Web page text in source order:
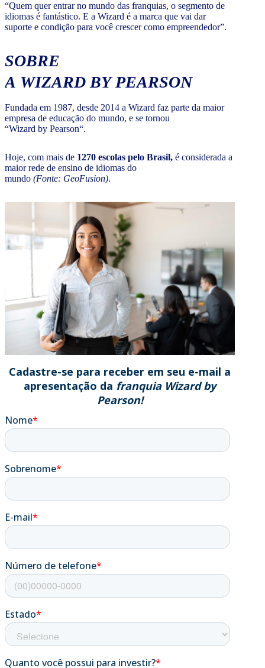
“Quem quer entrar no mundo das franquias, o segmento de
idiomas é fantástico. E a Wizard é a marca que vai dar
suporte e condição para você crescer como empreendedor”.
SOBRE
A WIZARD BY PEARSON
Fundada em 1987, desde 2014 a Wizard faz parte da maior
empresa de educação do mundo, e se tornou
“Wizard by Pearson“.
Hoje, com mais de 1270 escolas pelo Brasil, é considerada a
maior rede de ensino de idiomas do
mundo (Fonte: GeoFusion).